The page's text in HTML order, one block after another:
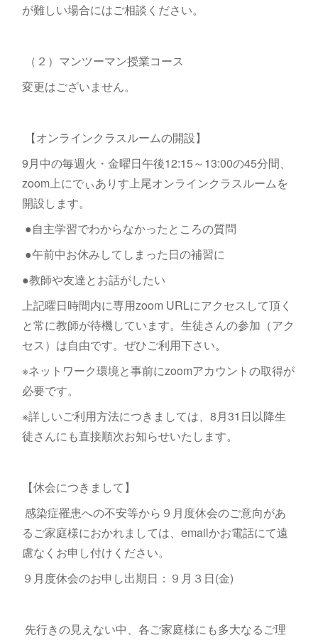
が難しい場合にはご相談ください。
（２）マンツーマン授業コース
変更はございません。
【オンラインクラスルームの開設】
9月中の毎週火・金曜日午後12:15～13:00の45分間、
zoom上にでぃありす上尾オンラインクラスルームを
開設します。
●自主学習でわからなかったところの質問
●午前中お休みしてしまった日の補習に
●教師や友達とお話がしたい
上記曜日時間内に専用zoom URLにアクセスして頂く
と常に教師が待機しています。生徒さんの参加（アク
セス）は自由です。ぜひご利用下さい。
※ネットワーク環境と事前にzoomアカウントの取得が
必要です。
※詳しいご利用方法につきましては、8月31日以降生
徒さんにも直接順次お知らせいたします。
【休会につきまして】
感染症罹患への不安等から９月度休会のご意向があ
るご家庭様におかれましては、emailかお電話にて遠
慮なくお申し付けください。
９月度休会のお申し出期日：９月３日(金)
先行きの見えない中、各ご家庭様にも多大なるご理